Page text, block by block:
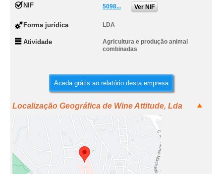
NIF 5098... Ver NIF
Forma jurídica LDA
Atividade
Agricultura e produção animal
combinadas
Aceda grátis ao relatório desta empresa
Localização Geográfica de Wine Attitude, Lda